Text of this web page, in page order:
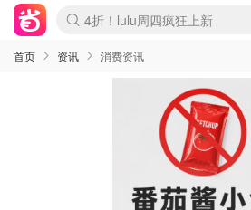
Boticinal 夏促开抢！
4折！lulu周四疯狂上新
还没结束！&OtherStories大促
Joybuy变相75折 随时失效
速领！Stanley独家85折
疑似霸哥！Camper额外叠85折
Zalando 奥莱闪促！每日更新
Moncler反季囤！5折起+叠9折
Coach Brooklyn仅€192
首页 资讯 消费资讯